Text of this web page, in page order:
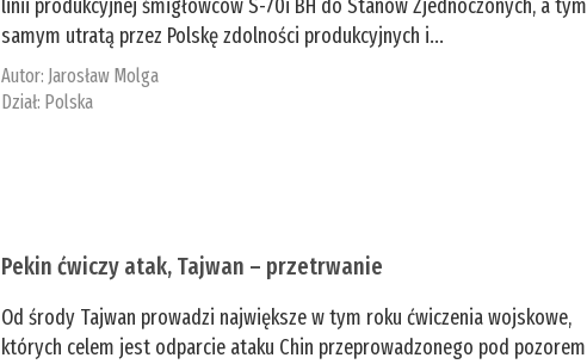
linii produkcyjnej śmigłowców S-70i BH do Stanów Zjednoczonych, a tym
samym utratą przez Polskę zdolności produkcyjnych i...
Autor: Jarosław Molga
Dział: Polska
Pekin ćwiczy atak, Tajwan – przetrwanie
Od środy Tajwan prowadzi największe w tym roku ćwiczenia wojskowe,
których celem jest odparcie ataku Chin przeprowadzonego pod pozorem